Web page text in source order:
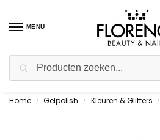
MENU
Gratis ophalen in de showroom
Home / Gelpolish / Kleuren & Glitters /